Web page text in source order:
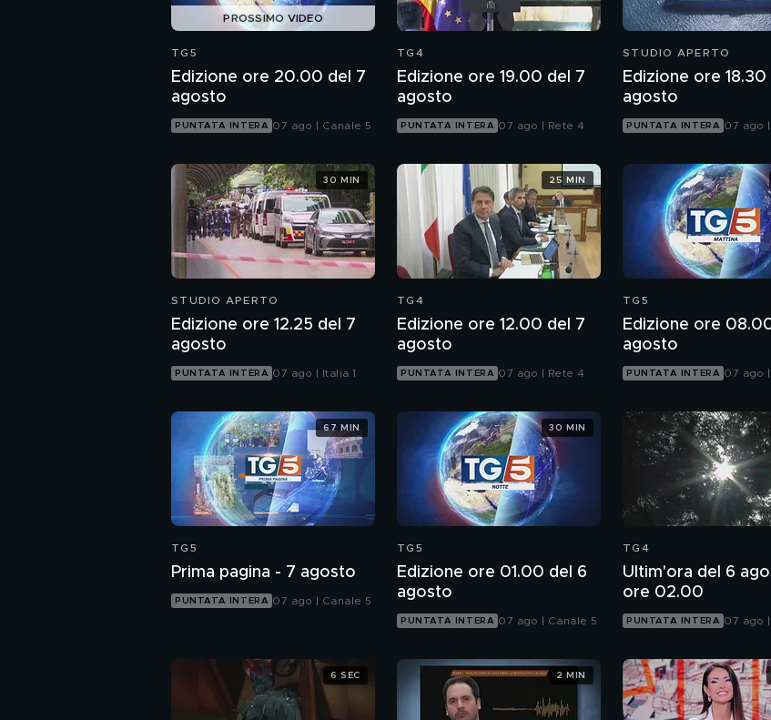
PROSSIMO VIDEO
TG5
Edizione ore 20.00 del 7
agosto
PUNTATA INTERA 07 ago | Canale 5
TG4
Edizione ore 19.00 del 7
agosto
PUNTATA INTERA 07 ago | Rete 4
STUDIO APERTO
Edizione ore 18.30
agosto
PUNTATA INTERA 07 ago |
STUDIO APERTO
Edizione ore 12.25 del 7
agosto
PUNTATA INTERA 07 ago | Italia 1
30 MIN
TG4
Edizione ore 12.00 del 7
agosto
PUNTATA INTERA 07 ago | Rete 4
25 MIN
TG5
Edizione ore
agosto
PUNTATA INTERA 07 ago
TG5
Prima pagina - 7 agosto
PUNTATA INTERA 07 ago | Canale 5
67 MIN
TG5
Edizione ore 01.00 del 6
agosto
PUNTATA INTERA 07 ago | Canale 5
30 MIN
TG4
Ultim'ora del 6
ore 02.00
PUNTATA INTERA 07 ago
6 SEC 2 MIN